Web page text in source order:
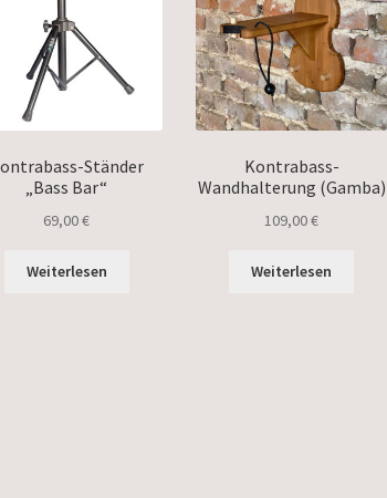
Ständer
„Bass Bar“
69,00€
Weiterlesen
Kontrabass-
Wandhalterung (Gamba)
109,00€
Weiterlesen